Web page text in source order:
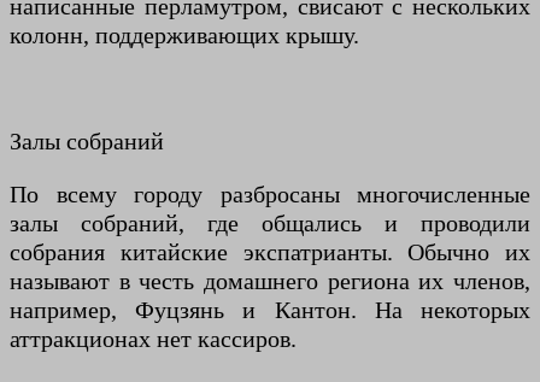
написанные перламутром, свисают с нескольких
колонн, поддерживающих крышу.
Залы собраний
По всему городу разбросаны многочисленные
залы собраний, где общались и проводили
собрания китайские экспатрианты. Обычно их
называют в честь домашнего региона их членов,
например, Фуцзянь и Кантон. На некоторых
аттракционах нет кассиров.